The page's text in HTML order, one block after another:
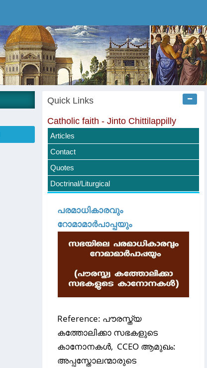
Quick Links
Catholic faith - Jinto Chittilappilly
Articles
Contact
Quotes
Doctrinal/Liturgical
പരമാധികാരവും
റോമാമാർപാപ്പയും
Reference: പൗരസ്ത്യ
കത്തോലിക്കാ സഭകളുടെ
കാനോനകൾ, CCEO ആമുഖം:
അപ്പസ്തോലന്മാരുടെ